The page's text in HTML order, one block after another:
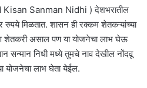
Kisan Sanman Nidhi ) देशभरातील
रुपये मिळतात. शासन ही रक्कम शेतकऱ्यांच्या
शेतकरी असाल पण या योजनेचा लाभ घेऊ
सन्मान निधी मध्ये तुमचे नाव देखील नोंदवू
योजनेचा लाभ घेता येईल.